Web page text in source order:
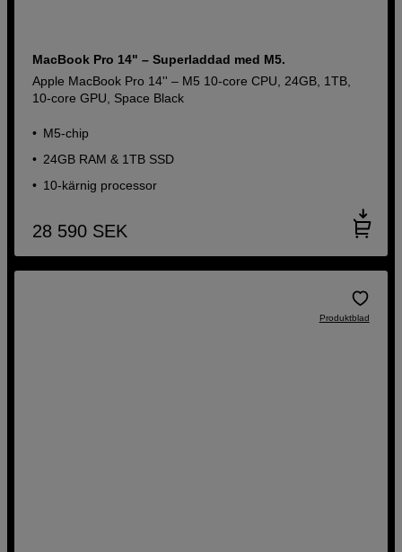
MacBook Pro 14" – Superladdad med M5.
Apple MacBook Pro 14'' – M5 10-core CPU, 24GB, 1TB,
10-core GPU, Space Black
M5-chip
24GB RAM & 1TB SSD
10-kärnig processor
28 590 SEK
Produktblad